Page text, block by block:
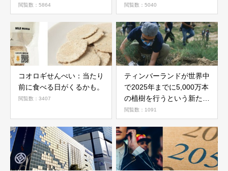
閲覧数：5864
いけないのか？」
閲覧数：5040
コオロギせんべい：当たり
前に食べる日がくるかも。
閲覧数：3407
ティンバーランドが世界中
で2025年までに5,000万本
の植樹を行うという新たな
活動目標を発表
閲覧数：1091